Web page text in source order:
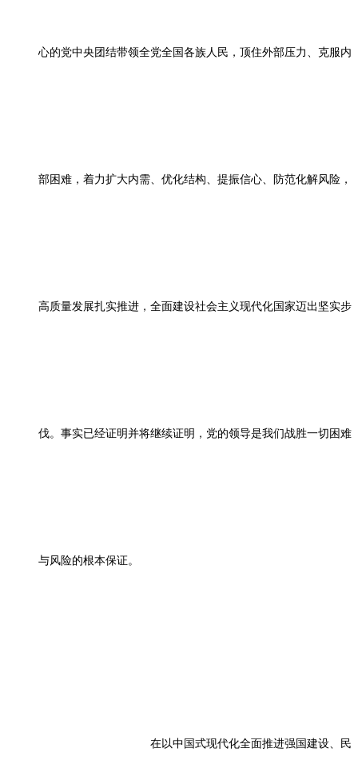
心的党中央团结带领全党全国各族人民，顶住外部压力、克服内
部困难，着力扩大内需、优化结构、提振信心、防范化解风险，
高质量发展扎实推进，全面建设社会主义现代化国家迈出坚实步
伐。事实已经证明并将继续证明，党的领导是我们战胜一切困难
与风险的根本保证。
在以中国式现代化全面推进强国建设、民